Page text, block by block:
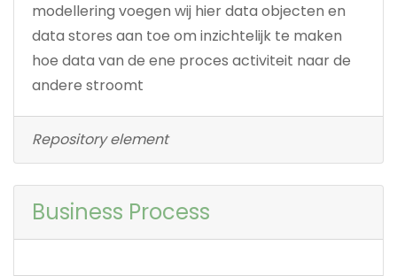
modellering voegen wij hier data objecten en
data stores aan toe om inzichtelijk te maken
hoe data van de ene proces activiteit naar de
andere stroomt
Repository element
Business Process